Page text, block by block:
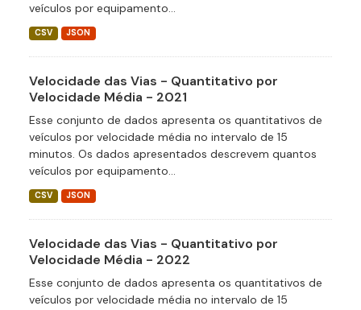
veículos por equipamento...
CSV JSON
Velocidade das Vias - Quantitativo por
Velocidade Média - 2021
Esse conjunto de dados apresenta os quantitativos de
veículos por velocidade média no intervalo de 15
minutos. Os dados apresentados descrevem quantos
veículos por equipamento...
CSV JSON
Velocidade das Vias - Quantitativo por
Velocidade Média - 2022
Esse conjunto de dados apresenta os quantitativos de
veículos por velocidade média no intervalo de 15